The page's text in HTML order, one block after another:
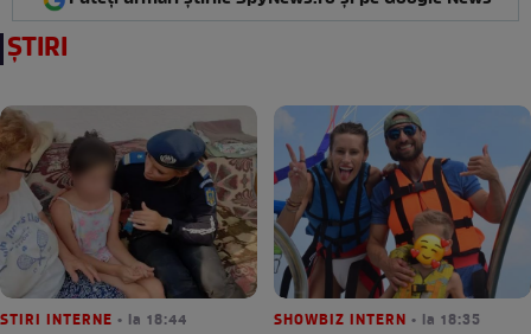
ȘTIRI
STIRI INTERNE • la 18:44 SHOWBIZ INTERN • la 18:35